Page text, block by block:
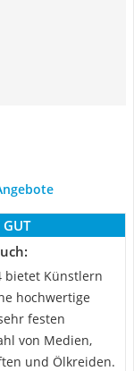
GUT
bietet Künstlern
hochwertige
festen
von Medien,
und Ölkreiden.